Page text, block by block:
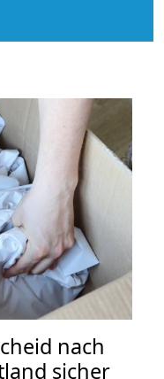
nach
sicher